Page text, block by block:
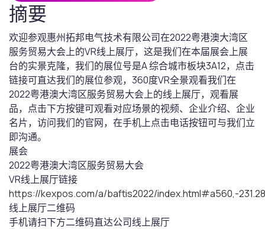
摘要
欢迎参观惠州拓邦电气技术有限公司在2022粤港澳大湾区
服务贸易大会上的VR线上展厅，这是我们在本届展会上展
台的实景克隆，我们的展位号是A 综合城市板块3A12，点击
链接可直达我们的展位参观，360度VR全景观看我们在
2022粤港澳大湾区服务贸易大会上的线上展厅，观看展
品，点击下方按键可观看对应场景的视频、企业介绍、企业
名片，访问我们的官网，在手机上点击电话按钮可与我们立
即沟通。
展会
2022粤港澳大湾区服务贸易大会
VR线上展厅链接
https://kexpos.com/a/baftis2022/index.html#a560,-
线上展厅二维码
手机请扫下方二维码直达公司线上展厅